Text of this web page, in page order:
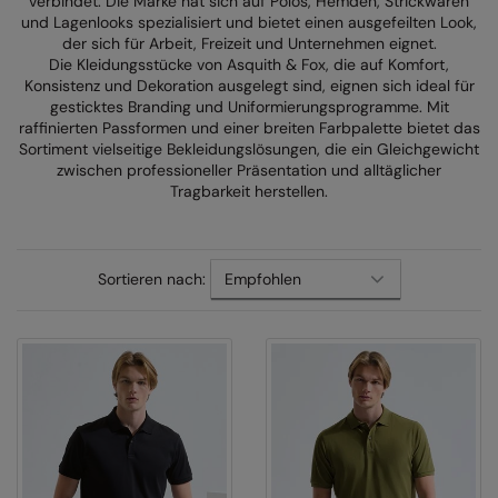
AWDis Just Polo's
AWDis So Denim
AWDis Just T's
B&C Collection
Build Your Brand
Build Your Brand Basic
Build Your Brandit
Callaway
Beechfield
Build Your Brand
Craghoppers
Flexfit By Yupoong
Home & Living
Nimbus
Resolute Ink
The Magic Touch
Transfers
Xpres
und Lagenlooks spezialisiert und bietet einen ausgefeilten Look,
der sich für Arbeit, Freizeit und Unternehmen eignet.
Die Kleidungsstücke von Asquith & Fox, die auf Komfort,
Konsistenz und Dekoration ausgelegt sind, eignen sich ideal für
gesticktes Branding und Uniformierungsprogramme. Mit
raffinierten Passformen und einer breiten Farbpalette bietet das
Sortiment vielseitige Bekleidungslösungen, die ein Gleichgewicht
zwischen professioneller Präsentation und alltäglicher
Tragbarkeit herstellen.
Sortieren nach: